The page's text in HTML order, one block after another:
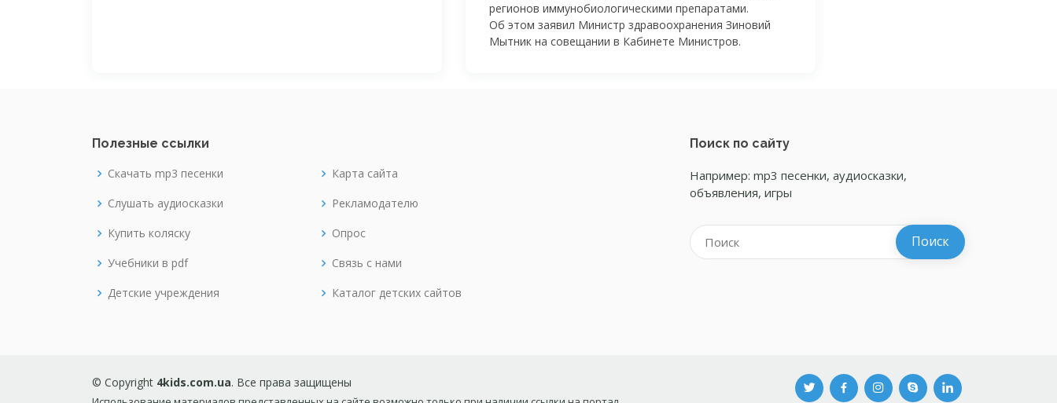
регионов иммунобиологическими препаратами.
Об этом заявил Министр здравоохранения Зиновий
Мытник на совещании в Кабинете Министров.
Полезные ссылки
Скачать mp3 песенки
Слушать аудиосказки
Купить коляску
Учебники в pdf
Детские учреждения
Карта сайта
Рекламодателю
Опрос
Связь с нами
Каталог детских сайтов
Поиск по сайту
Например: mp3 песенки, аудиосказки,
объявления, игры
© Copyright 4kids.com.ua. Все права защищены